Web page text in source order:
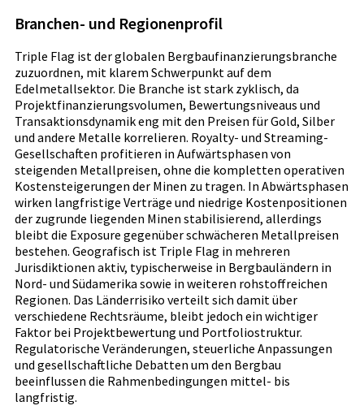
Branchen- und Regionenprofil
Triple Flag ist der globalen Bergbaufinanzierungsbranche
zuzuordnen, mit klarem Schwerpunkt auf dem
Edelmetallsektor. Die Branche ist stark zyklisch, da
Projektfinanzierungsvolumen, Bewertungsniveaus und
Transaktionsdynamik eng mit den Preisen für Gold, Silber
und andere Metalle korrelieren. Royalty- und Streaming-
Gesellschaften profitieren in Aufwärtsphasen von
steigenden Metallpreisen, ohne die kompletten operativen
Kostensteigerungen der Minen zu tragen. In Abwärtsphasen
wirken langfristige Verträge und niedrige Kostenpositionen
der zugrunde liegenden Minen stabilisierend, allerdings
bleibt die Exposure gegenüber schwächeren Metallpreisen
bestehen. Geografisch ist Triple Flag in mehreren
Jurisdiktionen aktiv, typischerweise in Bergbauländern in
Nord- und Südamerika sowie in weiteren rohstoffreichen
Regionen. Das Länderrisiko verteilt sich damit über
verschiedene Rechtsräume, bleibt jedoch ein wichtiger
Faktor bei Projektbewertung und Portfoliostruktur.
Regulatorische Veränderungen, steuerliche Anpassungen
und gesellschaftliche Debatten um den Bergbau
beeinflussen die Rahmenbedingungen mittel- bis
langfristig.